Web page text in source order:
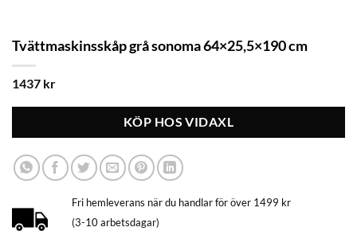
Tvättmaskinsskåp grå sonoma 64×25,5×190 cm
1437 kr
KÖP HOS VIDAXL
Fri hemleverans när du handlar för över 1499 kr
(3-10 arbetsdagar)